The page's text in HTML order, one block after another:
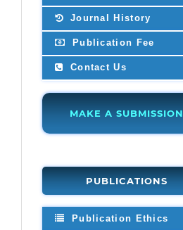
Journal History
Publication Fee
Contact Us
MAKE A SUBMISSION
PUBLICATIONS
Publication Ethics